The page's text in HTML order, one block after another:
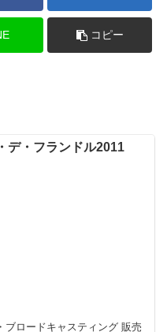
コピー
デ・フランドル2011
ブロードキャスティング 販売